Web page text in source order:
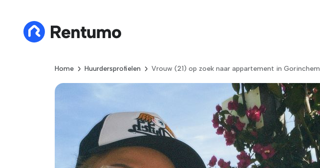
Home Huurdersprofielen Vrouw (21) op zoek naar appartement in Gorinchem